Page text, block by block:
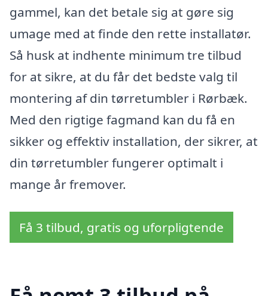
gammel, kan det betale sig at gøre sig
umage med at finde den rette installatør.
Så husk at indhente minimum tre tilbud
for at sikre, at du får det bedste valg til
montering af din tørretumbler i Rørbæk.
Med den rigtige fagmand kan du få en
sikker og effektiv installation, der sikrer, at
din tørretumbler fungerer optimalt i
mange år fremover.
Få 3 tilbud, gratis og uforpligtende